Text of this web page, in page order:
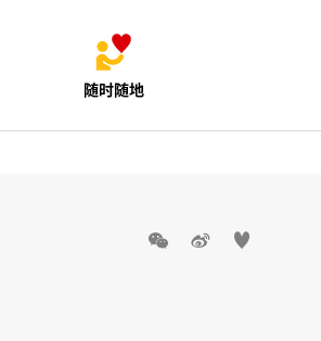
随时随地
  